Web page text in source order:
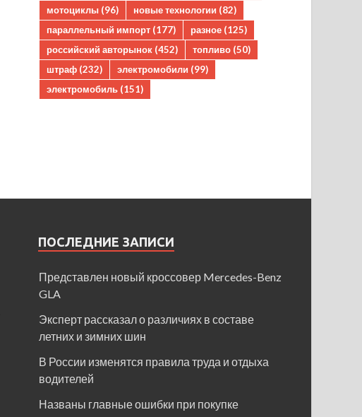
мотоциклы (96) новые технологии (82)
параллельный импорт (177) разное (125)
российский авторынок (452) топливо (50)
штраф (232) электромобили (99)
электромобиль (151)
ПОСЛЕДНИЕ ЗАПИСИ
Представлен новый кроссовер Mercedes-Benz
GLA
Эксперт рассказал о различиях в составе
летних и зимних шин
В России изменятся правила труда и отдыха
водителей
Названы главные ошибки при покупке